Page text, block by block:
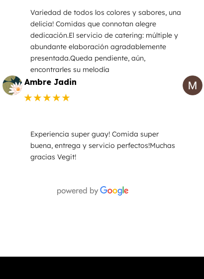
Variedad de todos los colores y sabores, una
delicia! Comidas que connotan alegre
dedicación.El servicio de catering: múltiple y
abundante elaboración agradablemente
presentada.Queda pendiente, aún,
encontrarles su melodía
Ambre Jadin
★★★★★
Experiencia super guay! Comida super
buena, entrega y servicio perfectos!Muchas
gracias Vegit!